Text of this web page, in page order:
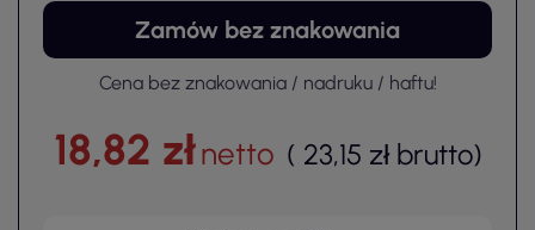
Zamów bez znakowania
Cena bez znakowania / nadruku / haftu!
18,82 złnetto ( 23,15 zł brutto)